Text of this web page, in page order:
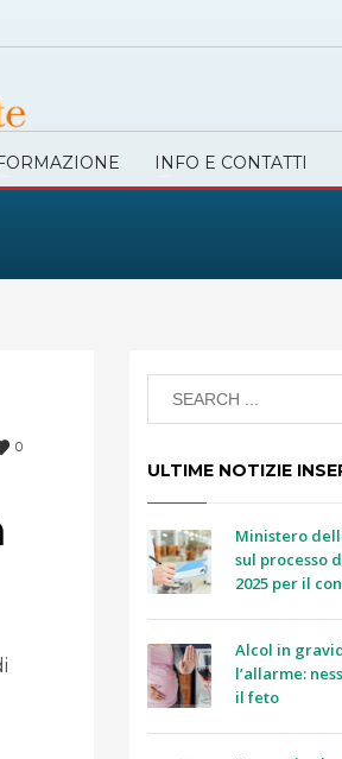
INFO E CONTATTI
0
ULTIME NOTIZIE
Ministero
sul processo
2025 per il
Alcol in
l’allarme:
il feto